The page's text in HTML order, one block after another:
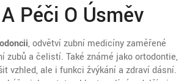
Péči O Úsměv
,odvětví zubní medicíny zaměřené
zubů a čelistí. Také známé jakoortodontie,
vzhled, ale i funkci žvýkání a zdraví dásní.